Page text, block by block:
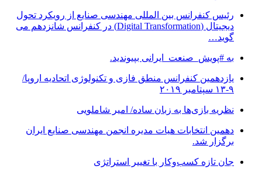
رئیس کنفرانس بین المللی مهندسی صنایع از رویکرد تحول
دیجیتال (Digital Transformation) در کنفرانس شانزدهم می
گوید…
به #پویش_صنعت_ایرانی بپیوندید.
یازدهمین کنفرانس منطق فازی و تکنولوژی اتحادیه اروپا/
۹-۱۳ سپتامبر ۲۰۱۹
نظریه بازی‌ها به زبان ساده/ امیر شاملویی
دهمین انتخابات هیات مدیره انجمن مهندسی صنایع ایران
برگزار شد.
جان تازه کسب‌وکار با تغییر استراتژی